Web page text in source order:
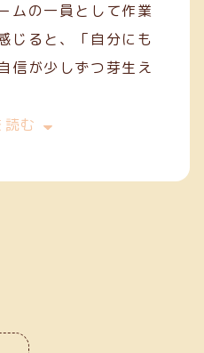
ムの一員として作業
じると、「自分にも
信が少しずつ芽生え
してスキルを磨きな
が、自分の「働く
読む